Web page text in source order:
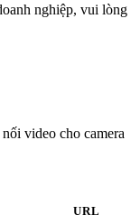
nghiệp, vui lòng
video cho camera
URL